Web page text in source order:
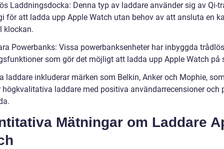
Laddningsdocka: Denna typ av laddare använder sig av Qi-
för att ladda upp Apple Watch utan behov av att ansluta en
klockan.
Powerbanks: Vissa powerbanksenheter har inbyggda
som gör det möjligt att ladda upp Apple Watch på
laddare inkluderar märken som Belkin, Anker och Mophie,
högkvalitativa laddare med positiva användarrecensioner och
Mätningar om Laddare